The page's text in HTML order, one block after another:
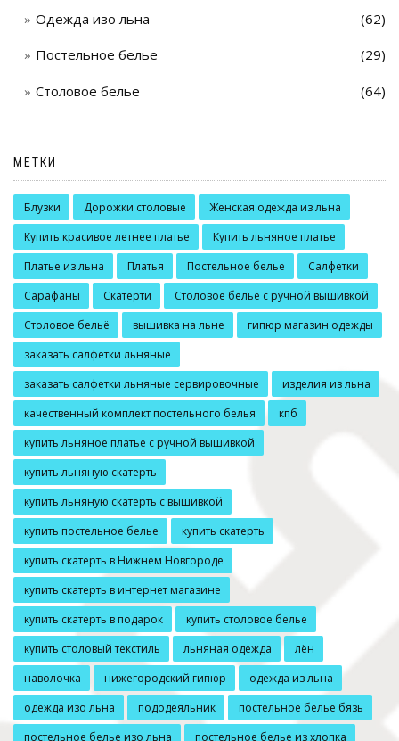
Одежда изо льна (62)
Постельное белье (29)
Столовое белье (64)
МЕТКИ
Блузки Дорожки столовые
Женская одежда из льна
Купить красивое летнее платье
Купить льняное платье
Платье из льна
Платья Постельное белье
Салфетки
Сарафаны
Скатерти
Столовое белье с ручной вышивкой
Столовое бельё
вышивка на льне
гипюр магазин одежды
заказать салфетки льняные
заказать салфетки льняные сервировочные
изделия из льна
качественный комплект постельного белья
кпб
купить льняное платье с ручной вышивкой
купить льняную скатерть
купить льняную скатерть с вышивкой
купить постельное белье
купить скатерть
купить скатерть в Нижнем Новгороде
купить скатерть в интернет магазине
купить скатерть в подарок
купить столовое белье
купить столовый текстиль
льняная одежда
лён
наволочка
нижегородский гипюр
одежда из льна
одежда изо льна
пододеяльник
постельное белье бязь
постельное белье изо льна
постельное белье из хлопка